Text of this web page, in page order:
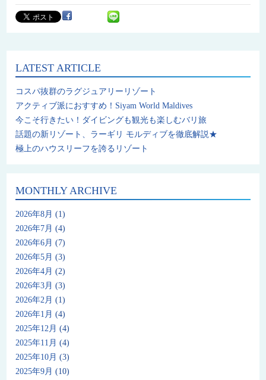
LATEST ARTICLE
コスパ抜群のラグジュアリーリゾート
アクティブ派におすすめ！Siyam World Maldives
今こそ行きたい！ダイビングも観光も楽しむバリ旅
話題の新リゾート、ラーギリ モルディブを徹底解説★
極上のハウスリーフを誇るリゾート
MONTHLY ARCHIVE
2026年8月 (1)
2026年7月 (4)
2026年6月 (7)
2026年5月 (3)
2026年4月 (2)
2026年3月 (3)
2026年2月 (1)
2026年1月 (4)
2025年12月 (4)
2025年11月 (4)
2025年10月 (3)
2025年9月 (10)